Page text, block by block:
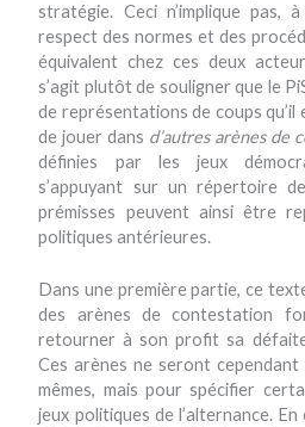
stratégie. Ceci n’implique pas,
respect des normes et des
équivalent chez ces deux
s’agit plutôt de souligner que le
de représentations de coups qu’il
de jouer dans d’autres arènes de
définies par les jeux
s’appuyant sur un répertoire
prémisses peuvent ainsi être
politiques antérieures.
Dans une première partie, ce
des arènes de contestation
retourner à son profit sa
Ces arènes ne seront
mêmes, mais pour spécifier
jeux politiques de l’alternance.